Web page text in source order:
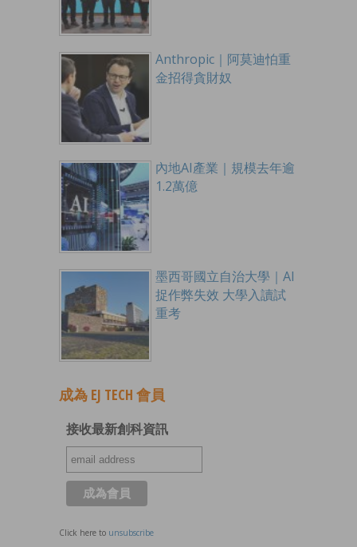
Anthropic｜阿莫迪怕重
金招得貪財奴
內地AI產業｜規模去年逾
1.2萬億
墨西哥國立自治大學｜AI
捉作弊失效 大學入讀試
重考
成為 EJ TECH 會員
接收最新創科資訊
Click here to unsubscribe